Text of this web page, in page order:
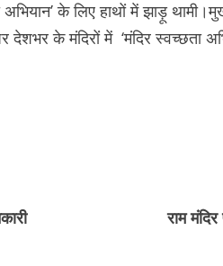
के लिए हाथों में झाड़ू
देशभर के मंदिरों में ‘मंदिर स्वच्छता
राम